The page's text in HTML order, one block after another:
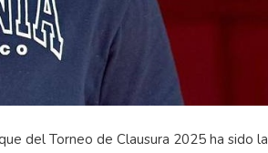
del Torneo de Clausura 2025 ha sido la